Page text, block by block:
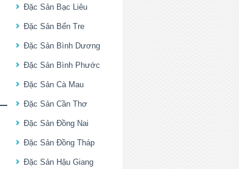
Đặc Sản Bạc Liêu
Đặc Sản Bến Tre
Đặc Sản Bình Dương
Đặc Sản Bình Phước
Đặc Sản Cà Mau
Đặc Sản Cần Thơ
Đặc Sản Đồng Nai
Đặc Sản Đồng Tháp
Đặc Sản Hậu Giang